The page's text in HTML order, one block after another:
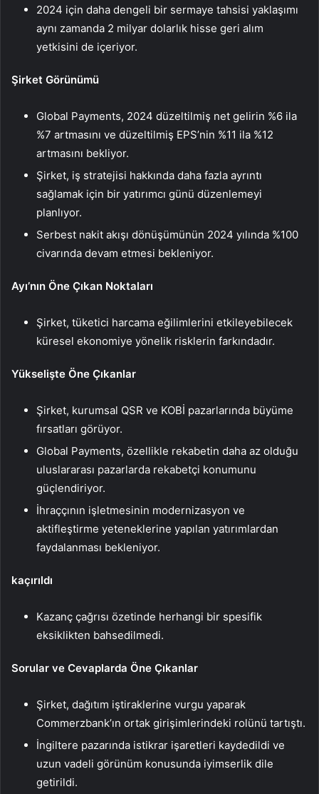
2024 için daha dengeli bir sermaye tahsisi yaklaşımı
aynı zamanda 2 milyar dolarlık hisse geri alım
yetkisini de içeriyor.
Şirket Görünümü
Global Payments, 2024 düzeltilmiş net gelirin %6 ila
%7 artmasını ve düzeltilmiş EPS’nin %11 ila %12
artmasını bekliyor.
Şirket, iş stratejisi hakkında daha fazla ayrıntı
sağlamak için bir yatırımcı günü düzenlemeyi
planlıyor.
Serbest nakit akışı dönüşümünün 2024 yılında %100
civarında devam etmesi bekleniyor.
Ayı’nın Öne Çıkan Noktaları
Şirket, tüketici harcama eğilimlerini etkileyebilecek
küresel ekonomiye yönelik risklerin farkındadır.
Yükselişte Öne Çıkanlar
Şirket, kurumsal QSR ve KOBİ pazarlarında büyüme
fırsatları görüyor.
Global Payments, özellikle rekabetin daha az olduğu
uluslararası pazarlarda rekabetçi konumunu
güçlendiriyor.
İhraççının işletmesinin modernizasyon ve
aktifleştirme yeteneklerine yapılan yatırımlardan
faydalanması bekleniyor.
kaçırıldı
Kazanç çağrısı özetinde herhangi bir spesifik
eksiklikten bahsedilmedi.
Sorular ve Cevaplarda Öne Çıkanlar
Şirket, dağıtım iştiraklerine vurgu yaparak
Commerzbank’ın ortak girişimlerindeki rolünü tartıştı.
İngiltere pazarında istikrar işaretleri kaydedildi ve
uzun vadeli görünüm konusunda iyimserlik dile
getirildi.